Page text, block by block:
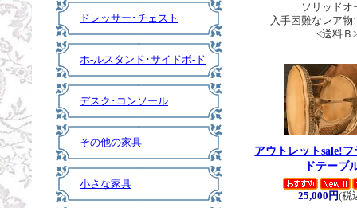
ドレッサー･チェスト
ホ-ルスタンド･サイドボ-ド
デスク･コンソール
その他の家具
小さな家具
ソリッドオ
入手困難なレア物
<送料Ｂ
アウトレットsale!
ドテーブ
25,000円(税